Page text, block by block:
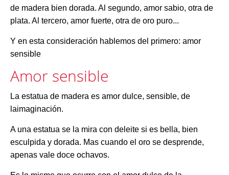
de madera bien dorada. Al segundo, amor sabio, otra de
plata. Al tercero, amor fuerte, otra de oro puro...
Y en esta consideración hablemos del primero: amor
sensible
Amor sensible
La estatua de madera es amor dulce, sensible, de
laimaginación.
A una estatua se la mira con deleite si es bella, bien
esculpida y dorada. Mas cuando el oro se desprende,
apenas vale doce ochavos.